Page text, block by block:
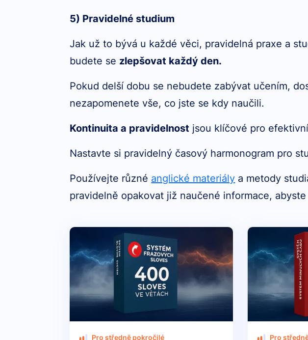
5) Pravidelné studium
Jak už to bývá u každé věci, pravidelná praxe a
budete se zlepšovat každý den.
Pokud delší dobu se nebudete zabývat učením,
nezapomenete vše, co jste se kdy naučili.
Kontinuita a pravidelnost jsou klíčové pro
Nastavte si pravidelný časový harmonogram pro
Používejte různé anglické materiály a metody
pravidelně opakovat již naučené informace,
Pro středně pokročilé Pro